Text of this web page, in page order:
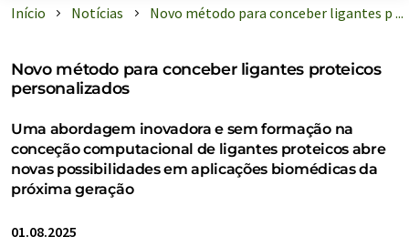
Início Notícias Novo método para conceber ligantes p ...
Novo método para conceber ligantes proteicos
personalizados
Uma abordagem inovadora e sem formação na
conceção computacional de ligantes proteicos abre
novas possibilidades em aplicações biomédicas da
próxima geração
01.08.2025